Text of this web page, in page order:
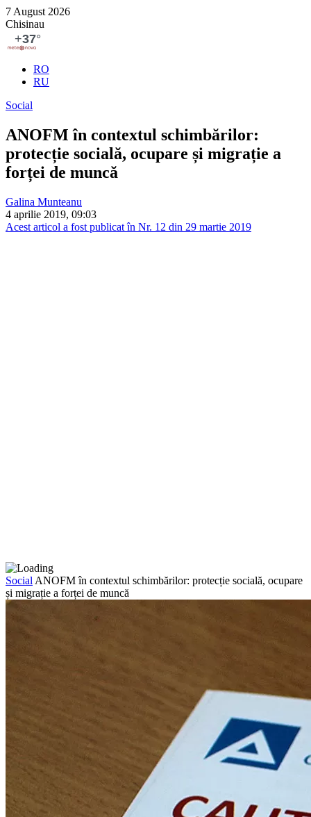
7 August 2026
Chisinau
RO
RU
Social
ANOFM în contextul schimbărilor:
protecție socială, ocupare și migrație a
forței de muncă
Galina Munteanu
4 aprilie 2019, 09:03
Acest articol a fost publicat în Nr. 12 din 29 martie 2019
Social ANOFM în contextul schimbărilor: protecție socială, ocupare
și migrație a forței de muncă